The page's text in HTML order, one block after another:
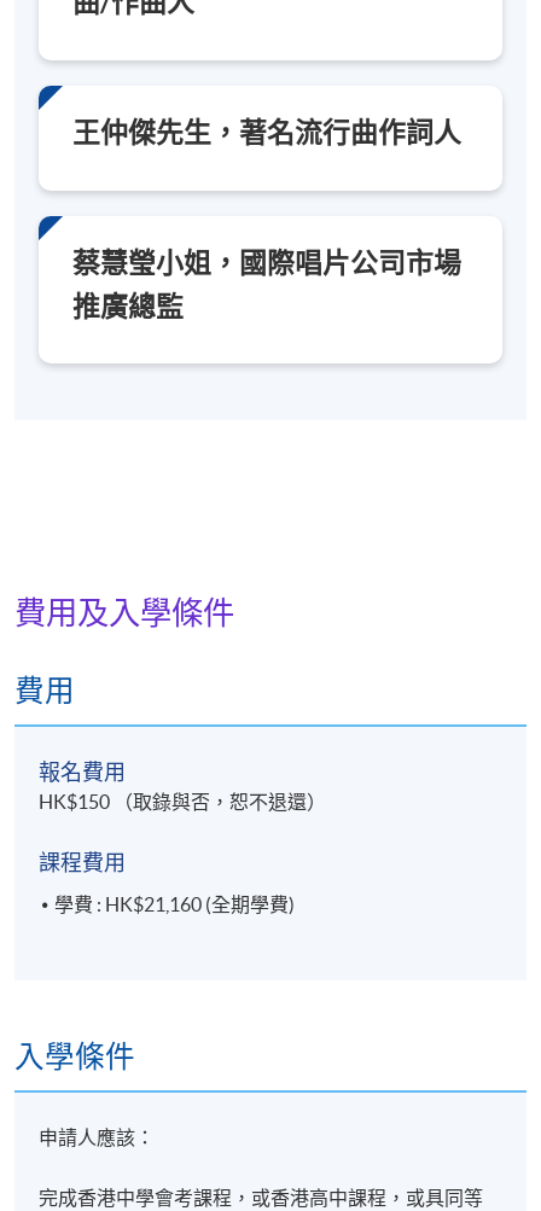
報名代碼
日期 / 時間
逢周一，7:00pm - 10:00pm
地點
王仲傑先生，著名流行曲作詞人
蔡慧瑩小姐，國際唱片公司市場
推廣總監
費用及入學條件
費用
報名費用
HK$150 （取錄與否，恕不退還）
課程費用
學費 : HK$21,160 (全期學費)
入學條件
申請人應該：
完成香港中學會考課程，或香港高中課程，或具同等